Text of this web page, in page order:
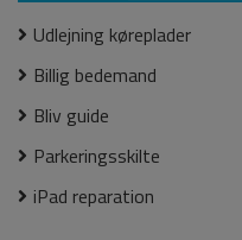
Udlejning køreplader
Billig bedemand
Bliv guide
Parkeringsskilte
iPad reparation